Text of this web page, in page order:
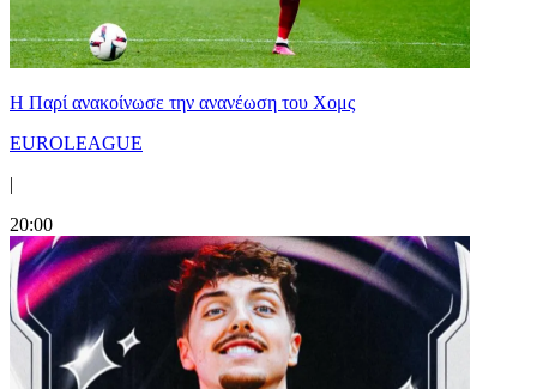
Η Παρί ανακοίνωσε την ανανέωση του Χομς
EUROLEAGUE
|
20:00